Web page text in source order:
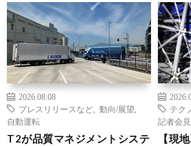
2026.08.08
プレスリリースなど
動向/展望
自動運転
T2が品質マネジメントシステ
テク
記者会
【現